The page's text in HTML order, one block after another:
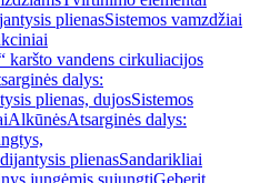
plienasSistemos vamzdžiai
karšto vandens cirkuliacijos
dalys:
plienas, dujosSistemos
AlkūnėsAtsarginės dalys:
plienasSandarikliai
jungėmis sujungtiGeberit